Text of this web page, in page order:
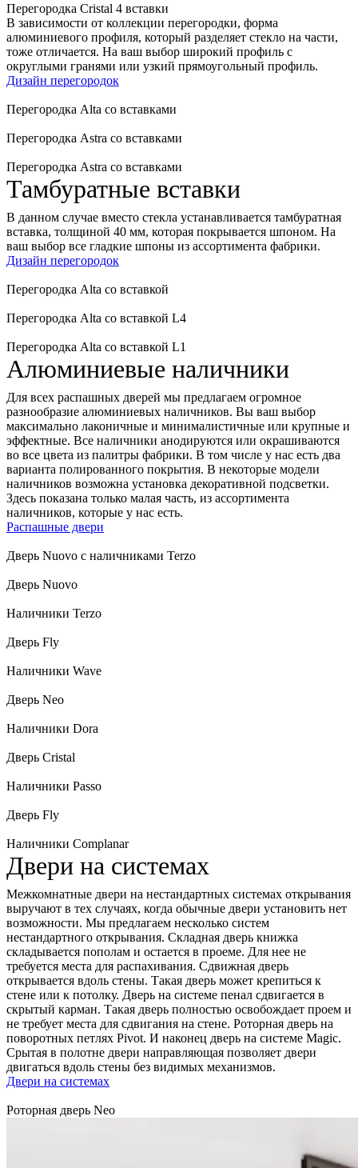
Перегородка Cristal 4 вставки
В зависимости от коллекции перегородки, форма
алюминиевого профиля, который разделяет стекло на части,
тоже отличается. На ваш выбор широкий профиль с
округлыми гранями или узкий прямоугольный профиль.
Дизайн перегородок
Перегородка Alta со вставками
Перегородка Astra со вставками
Перегородка Astra со вставками
Тамбуратные вставки
В данном случае вместо стекла устанавливается тамбуратная
вставка, толщиной 40 мм, которая покрывается шпоном. На
ваш выбор все гладкие шпоны из ассортимента фабрики.
Дизайн перегородок
Перегородка Alta со вставкой
Перегородка Alta со вставкой L4
Перегородка Alta со вставкой L1
Алюминиевые наличники
Для всех распашных дверей мы предлагаем огромное
разнообразие алюминиевых наличников. Вы ваш выбор
максимально лаконичные и минималистичные или крупные и
эффектные. Все наличники анодируются или окрашиваются
во все цвета из палитры фабрики. В том числе у нас есть два
варианта полированного покрытия. В некоторые модели
наличников возможна установка декоративной подсветки.
Здесь показана только малая часть, из ассортимента
наличников, которые у нас есть.
Распашные двери
Дверь Nuovo с наличниками Terzo
Дверь Nuovo
Наличники Terzo
Дверь Fly
Наличники Wave
Дверь Neo
Наличники Dora
Дверь Cristal
Наличники Passo
Дверь Fly
Наличники Complanar
Двери на системах
Межкомнатные двери на нестандартных системах открывания
выручают в тех случаях, когда обычные двери установить нет
возможности. Мы предлагаем несколько систем
нестандартного открывания. Складная дверь книжка
складывается пополам и остается в проеме. Для нее не
требуется места для распахивания. Сдвижная дверь
открывается вдоль стены. Такая дверь может крепиться к
стене или к потолку. Дверь на системе пенал сдвигается в
скрытый карман. Такая дверь полностью освобождает проем и
не требует места для сдвигания на стене. Роторная дверь на
поворотных петлях Pivot. И наконец дверь на системе Magic.
Срытая в полотне двери направляющая позволяет двери
двигаться вдоль стены без видимых механизмов.
Двери на системах
Роторная дверь Neo